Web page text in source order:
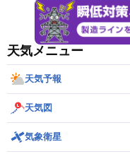
天気メニュー
天気予報
天気図
気象衛星